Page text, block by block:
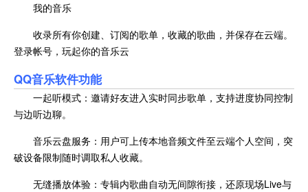
我的音乐
收录所有你创建、订阅的歌单，收藏的歌曲，并保存在云端。
登录帐号，玩起你的音乐云
QQ音乐软件功能
一起听模式：邀请好友进入实时同步歌单，支持进度协同控制
与边听边聊。
音乐云盘服务：用户可上传本地音频文件至云端个人空间，突
破设备限制随时调取私人收藏。
无缝播放体验：专辑内歌曲自动无间隙衔接，还原现场Live与